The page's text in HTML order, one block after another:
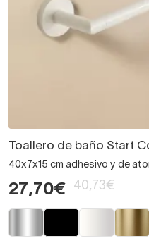
Toallero de baño Start
40x7x15 cm adhesivo y de
27,70€ 40,73€